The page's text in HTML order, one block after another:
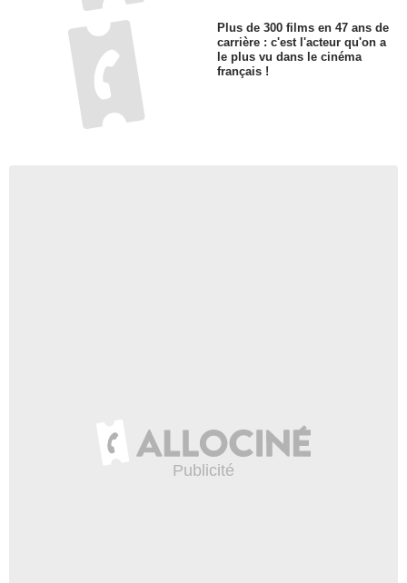
Plus de 300 films en 47 ans de
carrière : c'est l'acteur qu'on a
le plus vu dans le cinéma
français !